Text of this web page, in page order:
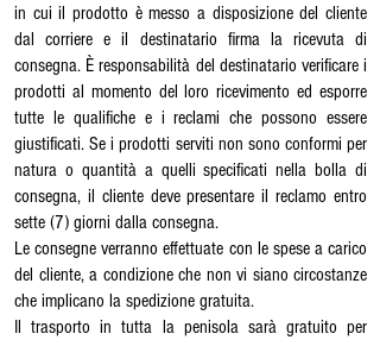
in cui il prodotto è messo a disposizione del cliente
dal corriere e il destinatario firma la ricevuta di
consegna. È responsabilità del destinatario verificare i
prodotti al momento del loro ricevimento ed esporre
tutte le qualifiche e i reclami che possono essere
giustificati. Se i prodotti serviti non sono conformi per
natura o quantità a quelli specificati nella bolla di
consegna, il cliente deve presentare il reclamo entro
sette (7) giorni dalla consegna.
Le consegne verranno effettuate con le spese a carico
del cliente, a condizione che non vi siano circostanze
che implicano la spedizione gratuita.
Il trasporto in tutta la penisola sarà gratuito per